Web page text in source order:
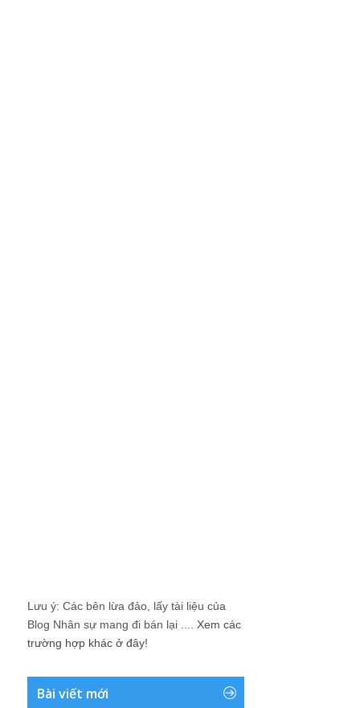
Lưu ý: Các bên lừa đảo, lấy tài liệu của
Blog Nhân sự mang đi bán lại .... Xem các
trường hợp khác ở đây!
Bài viết mới